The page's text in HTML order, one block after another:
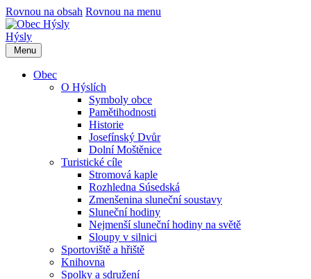
Rovnou na obsah Rovnou na menu
Hýsly
Menu
Obec
O Hýslích
Symboly obce
Pamětihodnosti
Historie
Josefínský Dvůr
Dolní Moštěnice
Turistické cíle
Stromová kaple
Rozhledna Súsedská
Zmenšenina sluneční soustavy
Sluneční hodiny
Nejmenší sluneční hodiny na světě
Sloupy v silnici
Sportoviště a hřiště
Knihovna
Spolky a sdružení